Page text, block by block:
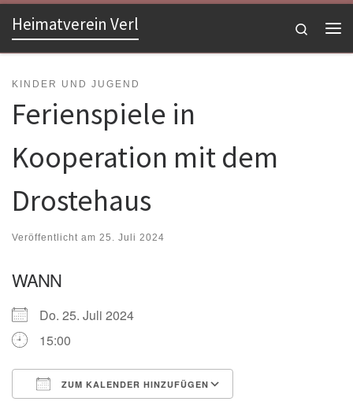
Zum Inhalt springen
Heimatverein Verl
Search
KINDER UND JUGEND
Ferienspiele in
Kooperation mit dem
Drostehaus
Veröffentlicht am 25. Juli 2024
WANN
Do. 25. Juli 2024
15:00
ZUM KALENDER HINZUFÜGEN